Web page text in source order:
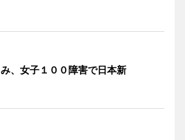
、女子１００障害で日本新